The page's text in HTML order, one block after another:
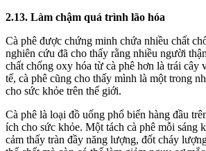
2.13. Làm chậm quá trình lão hóa
Cà phê được chứng minh chứa nhiều chất
nghiên cứu đã cho thấy rằng nhiều người
chất chống oxy hóa từ cà phê hơn là trái cây
tế, cà phê cũng cho thấy mình là một trong
cho sức khỏe trên thế giới.
Cà phê là loại đồ uống phổ biến hàng đầu
ích cho sức khỏe. Một tách cà phê mỗi sáng
cảm thấy tràn đầy năng lượng, đốt cháy